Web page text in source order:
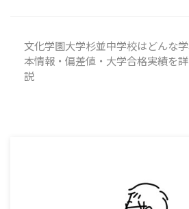
文化学園大学杉並中学校はどんな
本情報・偏差値・大学合格実績を
説